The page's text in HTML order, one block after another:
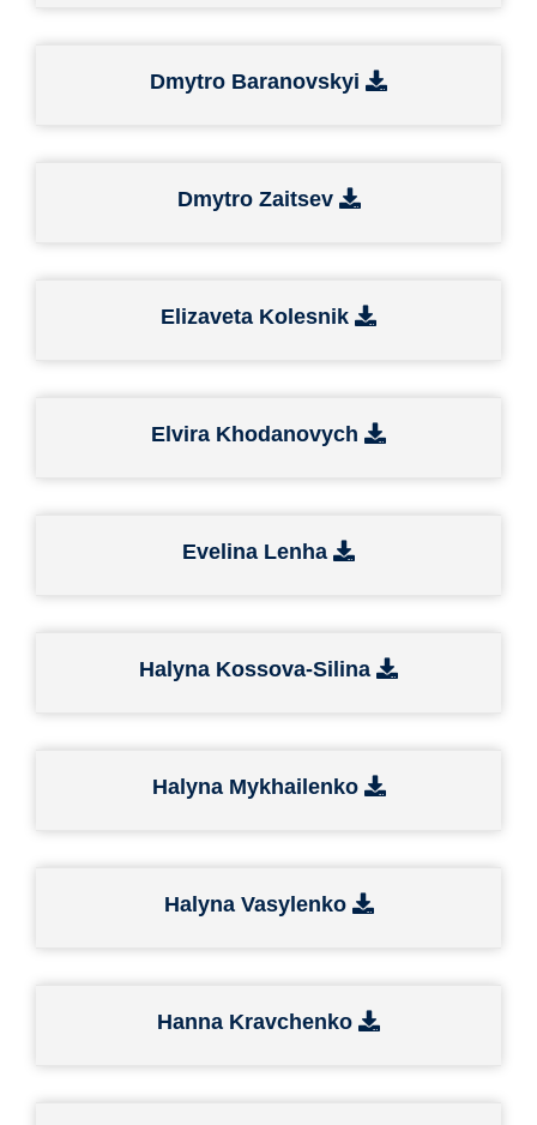
Dmytro Baranovskyi
Dmytro Zaitsev
Elizaveta Kolesnik
Elvira Khodanovych
Evelina Lenha
Halyna Kossova-Silina
Halyna Mykhailenko
Halyna Vasylenko
Hanna Kravchenko